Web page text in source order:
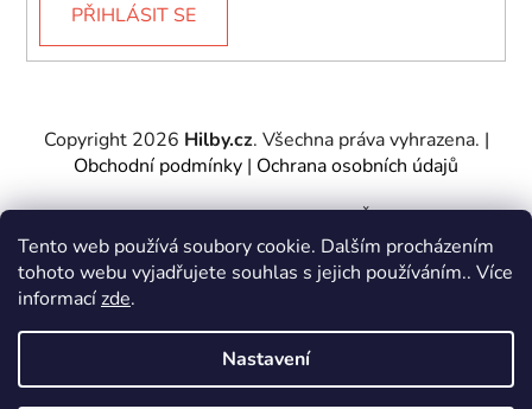
Tento web používá soubory cookie. Dalším procházením
tohoto webu vyjadřujete souhlas s jejich používáním.. Více
informacízde.
Nastavení
PŘIHLÁSIT SE
Vytvořil Shoptet&PekneWeby
Copyright 2026 Hilby.cz. Všechna práva vyhrazena. |
Obchodní podmínky | Ochrana osobních údajů
Provozovatel e-shopu: Hilby CZ s.r.o., IČ: 27467317, se
sídlem Soukenická 2082/7,11000 Praha 1 – Nové
Město.
Společnost je zapsána u Městského soudu v Praze -